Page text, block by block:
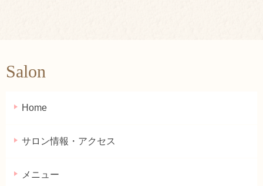
Salon
Home
サロン情報・アクセス
メニュー